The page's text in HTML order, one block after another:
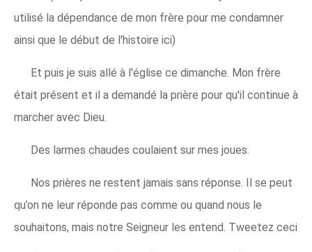
utilisé la dépendance de mon frère pour me condamner
ainsi que le début de l'histoire ici)
Et puis je suis allé à l'église ce dimanche. Mon frère
était présent et il a demandé la prière pour qu'il continue à
marcher avec Dieu.
Des larmes chaudes coulaient sur mes joues.
Nos prières ne restent jamais sans réponse. Il se peut
qu’on ne leur réponde pas comme ou quand nous le
souhaitons, mais notre Seigneur les entend. Tweetez ceci